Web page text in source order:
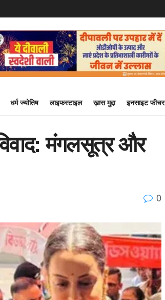
धर्म ज्योतिष लाइफस्टाइल ख़ास मुद्दा इनसाइट फीचर
मंगलसूत्र और
0